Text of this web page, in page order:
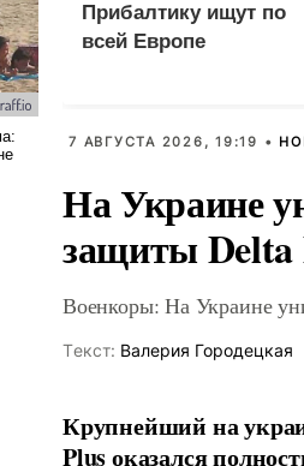
Прибалтику ищут по
всей Европе
7 АВГУСТА 2026, 19:19 •
На Украине
защиты Delta
Военкоры: На Украине
Tекст: Валерия Городецкая
Крупнейший на
Plus оказался